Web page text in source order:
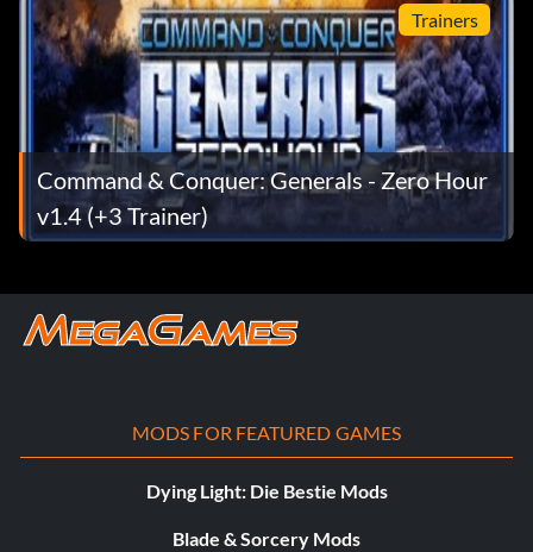
Trainers
Command & Conquer: Generals - Zero Hour
v1.4 (+3 Trainer)
MODS FOR FEATURED GAMES
Dying Light: Die Bestie Mods
Blade & Sorcery Mods